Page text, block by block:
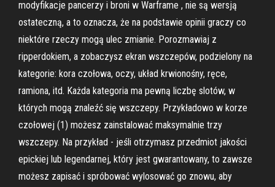
modyfikacje pancerzy i broni w Warframe , nie są wersją
ostateczną, a to oznacza, że na podstawie opinii graczy co
niektóre rzeczy mogą ulec zmianie. Porozmawiaj z
ripperdokiem, a zobaczysz ekran wszczepów, podzielony na
kategorie: kora czołowa, oczy, układ krwionośny, ręce,
ramiona, itd. Każda kategoria ma pewną liczbę slotów, w
których mogą znaleźć się wszczepy. Przykładowo w korze
czołowej (1) możesz zainstalować maksymalnie trzy
wszczepy. Na przykład - jeśli otrzymasz przedmiot jakości
epickiej lub legendarnej, który jest gwarantowany, to zawsze
możesz zapisać i spróbować wylosować go znowu, aby